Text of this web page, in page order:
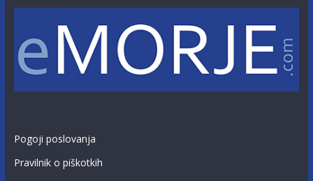
Pogoji poslovanja
Pravilnik o piškotkih